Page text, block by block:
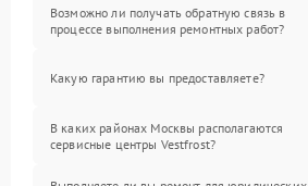
Возможно ли получать обратную связь в
процессе выполнения ремонтных работ?
Какую гарантию вы предоставляете?
В каких районах Москвы располагаются
сервисные центры Vestfrost?